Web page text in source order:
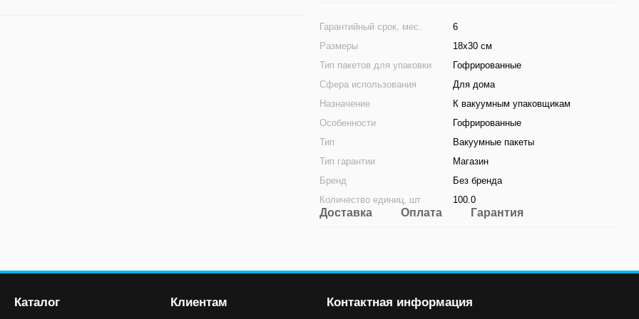
Гарантийный срок, мес.
6
Размеры
18x30 см
Тип пакетов для упаковки
Гофрированные
Сфера использования
Для дома
Назначение
К вакуумным упаковщикам
Особенности
Гофрированные
Тип
Вакуумные пакеты
Тип гарантии
Магазин
Бренд
Без бренда
Количество единиц, шт
100.0
Доставка Оплата Гарантия
Каталог Клиентам Контактная информация